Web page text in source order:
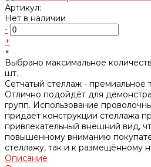
Артикул:
Нет в наличии
-
+
×
Выбрано максимальное
шт.
Сетчатый стеллаж - премиальное
Отлично подойдёт для
групп. Использование
придает конструкции стеллажа
привлекательный внешний вид,
повышенному вниманию
стеллажу, так и к размещённому
Описание